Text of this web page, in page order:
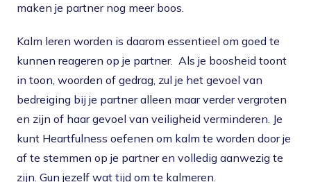
maken je partner nog meer boos.
Kalm leren worden is daarom essentieel om goed te
kunnen reageren op je partner. Als je boosheid toont
in toon, woorden of gedrag, zul je het gevoel van
bedreiging bij je partner alleen maar verder vergroten
en zijn of haar gevoel van veiligheid verminderen. Je
kunt Heartfulness oefenen om kalm te worden door je
af te stemmen op je partner en volledig aanwezig te
zijn. Gun jezelf wat tijd om te kalmeren.